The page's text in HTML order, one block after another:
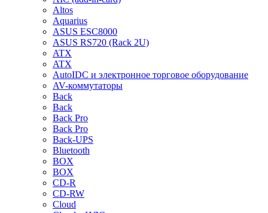
Altos
Aquarius
ASUS ESC8000
ASUS RS720 (Rack 2U)
ATX
ATX
AutoIDC и электронное торговое оборудование
AV-коммутаторы
Back
Back
Back Pro
Back Pro
Back-UPS
Bluetooth
BOX
BOX
CD-R
CD-RW
Cloud